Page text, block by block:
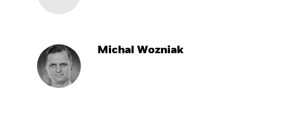
Michal Wozniak